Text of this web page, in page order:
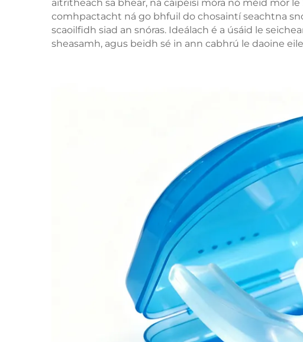
aitritheach sa bhear, ná cáipéisí móra nó méid mór
comhpactacht ná go bhfuil do chosaintí seachtna
scaoilfidh siad an snóras. Ideálach é a úsáid le
sheasamh, agus beidh sé in ann cabhrú le daoine